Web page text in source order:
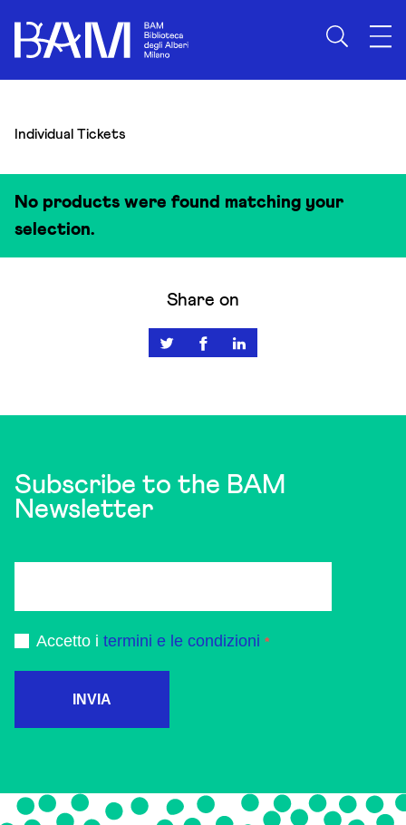
Individual Tickets
No products were found matching your
selection.
Share on
Subscribe to the BAM
Newsletter
Accetto i termini e le condizioni
INVIA